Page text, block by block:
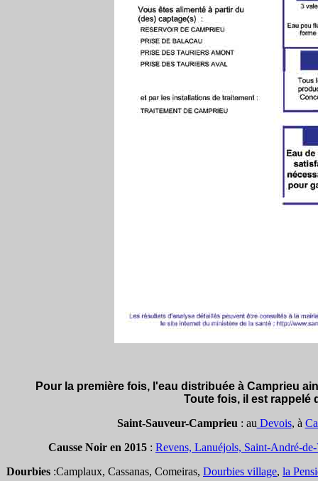
Pour la première fois, l'eau distribuée à Camprieu
Toute fois, il est rappelé
Saint-Sauveur-Camprieu : au Devois, à
Causse Noir en 2015 : Revens, Lanuéjols, Saint-André-
Dourbies :Camplaux, Cassanas, Comeiras, Dourbies village, la